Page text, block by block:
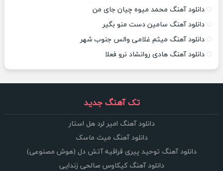
دانلود آهنگ محمد میوه چیان جای من
دانلود آهنگ سامین دست منو بگیر
دانلود آهنگ میثم غلامی والس جنوب شهر
دانلود آهنگ هادی روانشاد نرو فعلا
تک آهنگ جدید
دانلود آهنگ امیر لرد هل استار
دانلود آهنگ میث ماسک
دانلود آهنگ توحید پیری قراقیه آتش دل (هوش مصنوعی)
دانلود آهنگ کیکاوس صالحی زندایی